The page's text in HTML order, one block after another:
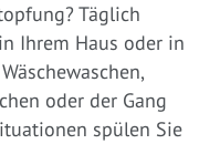
Täglich
Ihrem Haus oder in
oder der Gang
spülen Sie